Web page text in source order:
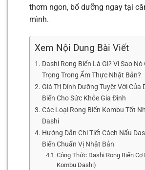
thơm ngon, bổ dưỡng ngay tại
mình.
Xem Nội Dung Bài Viết
Dashi Rong Biển Là Gì? Vì Sao Nó
Trọng Trong Ẩm Thực Nhật Bản?
Giá Trị Dinh Dưỡng Tuyệt Vời Của
Biển Cho Sức Khỏe Gia Đình
Các Loại Rong Biển Kombu Tốt
Dashi
Hướng Dẫn Chi Tiết Cách Nấu
Biển Chuẩn Vị Nhật Bản
Công Thức Dashi Rong Biển Cơ
Kombu Dashi)